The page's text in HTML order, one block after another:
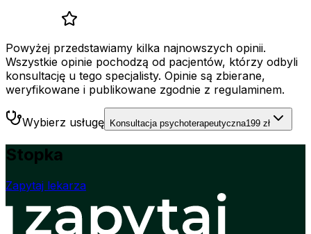
Powyżej przedstawiamy kilka najnowszych opinii.
Wszystkie opinie pochodzą od pacjentów, którzy odbyli
konsultację u tego specjalisty. Opinie są zbierane,
weryfikowane i publikowane zgodnie z regulaminem.
Wybierz usługę Konsultacja psychoterapeutyczna199 zł
Stopka
Zapytaj lekarza